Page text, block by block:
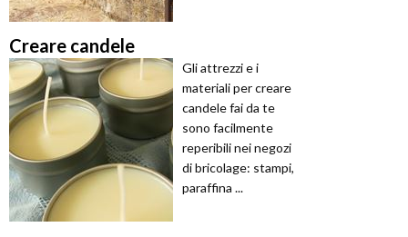
Creare candele
Gli attrezzi e i
materiali per creare
candele fai da te
sono facilmente
reperibili nei negozi
di bricolage: stampi,
paraffina ...